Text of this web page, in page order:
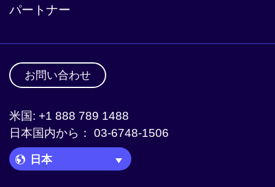
パートナー
お問い合わせ
米国: +1 888 789 1488
日本国内から： 03-6748-1506
Language Picker